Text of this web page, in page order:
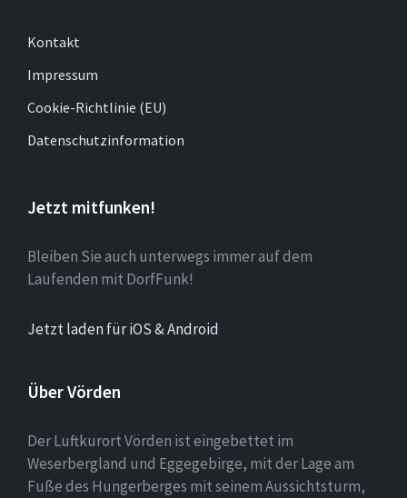
Kontakt
Impressum
Cookie-Richtlinie (EU)
Datenschutzinformation
Jetzt mitfunken!
Bleiben Sie auch unterwegs immer auf dem
Laufenden mit DorfFunk!
Jetzt laden für iOS & Android
Über Vörden
Der Luftkurort Vörden ist eingebettet im
Weserbergland und Eggegebirge, mit der Lage am
Fuße des Hungerberges mit seinem Aussichtsturm,